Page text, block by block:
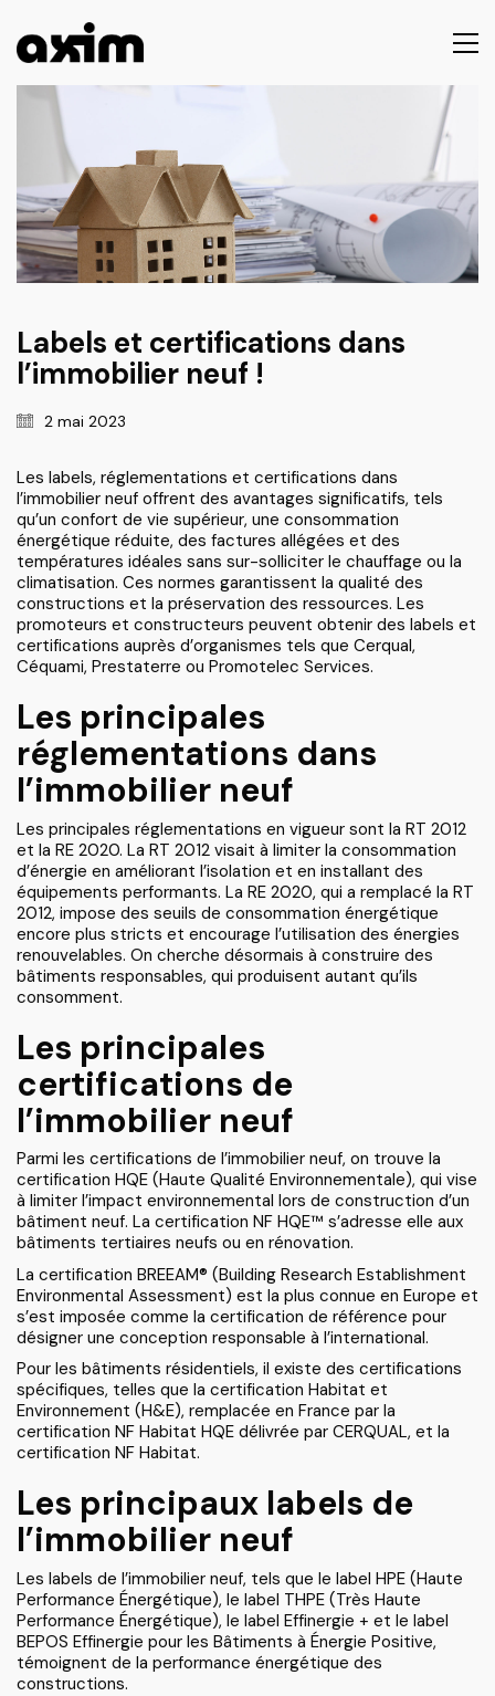
Labels et certifications dans
l’immobilier neuf !
2 mai 2023
Les labels, réglementations et certifications dans
l’immobilier neuf offrent des avantages significatifs, tels
qu’un confort de vie supérieur, une consommation
énergétique réduite, des factures allégées et des
températures idéales sans sur-solliciter le chauffage ou la
climatisation. Ces normes garantissent la qualité des
constructions et la préservation des ressources. Les
promoteurs et constructeurs peuvent obtenir des labels et
certifications auprès d’organismes tels que Cerqual,
Céquami, Prestaterre ou Promotelec Services.
Les principales
réglementations dans
l’immobilier neuf
Les principales réglementations en vigueur sont la RT 2012
et la RE 2020. La RT 2012 visait à limiter la consommation
d’énergie en améliorant l’isolation et en installant des
équipements performants. La RE 2020, qui a remplacé la RT
2012, impose des seuils de consommation énergétique
encore plus stricts et encourage l’utilisation des énergies
renouvelables. On cherche désormais à construire des
bâtiments responsables, qui produisent autant qu’ils
consomment.
Les principales
certifications de
l’immobilier neuf
Parmi les certifications de l’immobilier neuf, on trouve la
certification HQE (Haute Qualité Environnementale), qui vise
à limiter l’impact environnemental lors de construction d’un
bâtiment neuf. La certification NF HQE™ s’adresse elle aux
bâtiments tertiaires neufs ou en rénovation.
La certification BREEAM® (Building Research Establishment
Environmental Assessment) est la plus connue en Europe et
s’est imposée comme la certification de référence pour
désigner une conception responsable à l’international.
Pour les bâtiments résidentiels, il existe des certifications
spécifiques, telles que la certification Habitat et
Environnement (H&E), remplacée en France par la
certification NF Habitat HQE délivrée par CERQUAL, et la
certification NF Habitat.
Les principaux labels de
l’immobilier neuf
Les labels de l’immobilier neuf, tels que le label HPE (Haute
Performance Énergétique), le label THPE (Très Haute
Performance Énergétique), le label Effinergie + et le label
BEPOS Effinergie pour les Bâtiments à Énergie Positive,
témoignent de la performance énergétique des
constructions.